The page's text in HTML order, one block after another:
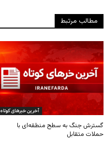
مطالب مرتبط
آخرین خبرهای کوتاه
گسترش جنگ به سطح منطقه‌ای با
حملات متقابل